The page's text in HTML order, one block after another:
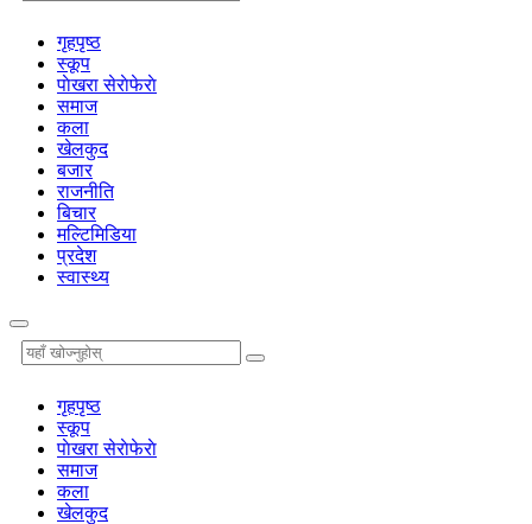
गृहपृष्‍ठ
स्कूप
पाेखरा सेराेफेराे
समाज
कला
खेलकुद
बजार
राजनीति
बिचार
मल्टिमिडिया
प्रदेश
स्वास्थ्य
गृहपृष्‍ठ
स्कूप
पाेखरा सेराेफेराे
समाज
कला
खेलकुद